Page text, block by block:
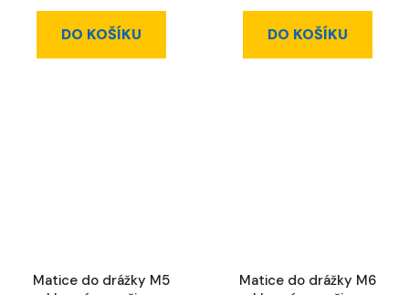
DO KOŠÍKU DO KOŠÍKU
Matice do drážky M5
Matice do drážky M6